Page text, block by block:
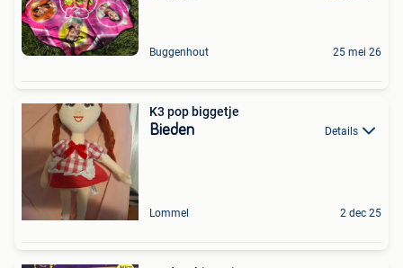
Buggenhout 25 mei 26
K3 pop biggetje
Bieden Details
Lommel 2 dec 25